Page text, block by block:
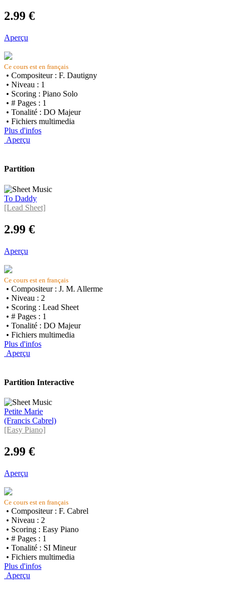
2.99 €
Aperçu
Ce cours est en français
• Compositeur : F. Dautigny
• Niveau : 1
• Scoring : Piano Solo
• # Pages : 1
• Tonalité : DO Majeur
• Fichiers multimedia
Plus d'infos
Aperçu
Partition
To Daddy
[Lead Sheet]
2.99 €
Aperçu
Ce cours est en français
• Compositeur : J. M. Allerme
• Niveau : 2
• Scoring : Lead Sheet
• # Pages : 1
• Tonalité : DO Majeur
• Fichiers multimedia
Plus d'infos
Aperçu
Partition Interactive
Petite Marie
(Francis Cabrel)
[Easy Piano]
2.99 €
Aperçu
Ce cours est en français
• Compositeur : F. Cabrel
• Niveau : 2
• Scoring : Easy Piano
• # Pages : 1
• Tonalité : SI Mineur
• Fichiers multimedia
Plus d'infos
Aperçu